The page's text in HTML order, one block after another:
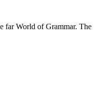
far World of Grammar. The